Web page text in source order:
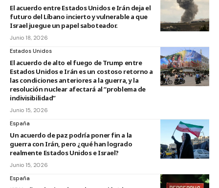
El acuerdo entre Estados Unidos e Irán deja el
futuro del Líbano incierto y vulnerable a que
Israel juegue un papel saboteador.
Junio 18, 2026
Estados Unidos
El acuerdo de alto el fuego de Trump entre
Estados Unidos e Irán es un costoso retorno a
las condiciones anteriores a la guerra, y la
resolución nuclear afectará al “problema de
indivisibilidad”
Junio 15, 2026
España
Un acuerdo de paz podría poner fin a la
guerra con Irán, pero ¿qué han logrado
realmente Estados Unidos e Israel?
Junio 15, 2026
España